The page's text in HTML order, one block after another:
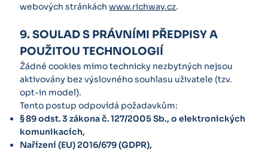
webových stránkáchwww.richway.cz.
9. SOULAD S PRÁVNÍMI PŘEDPISY A
POUŽITOU TECHNOLOGIÍ
Žádné cookies mimo technicky nezbytných nejsou
aktivovány bez výslovného souhlasu uživatele (tzv.
opt-in model).
Tento postup odpovídá požadavkům:
§ 89 odst. 3 zákona č. 127/2005 Sb., o elektronických
komunikacích,
Nařízení (EU) 2016/679 (GDPR),